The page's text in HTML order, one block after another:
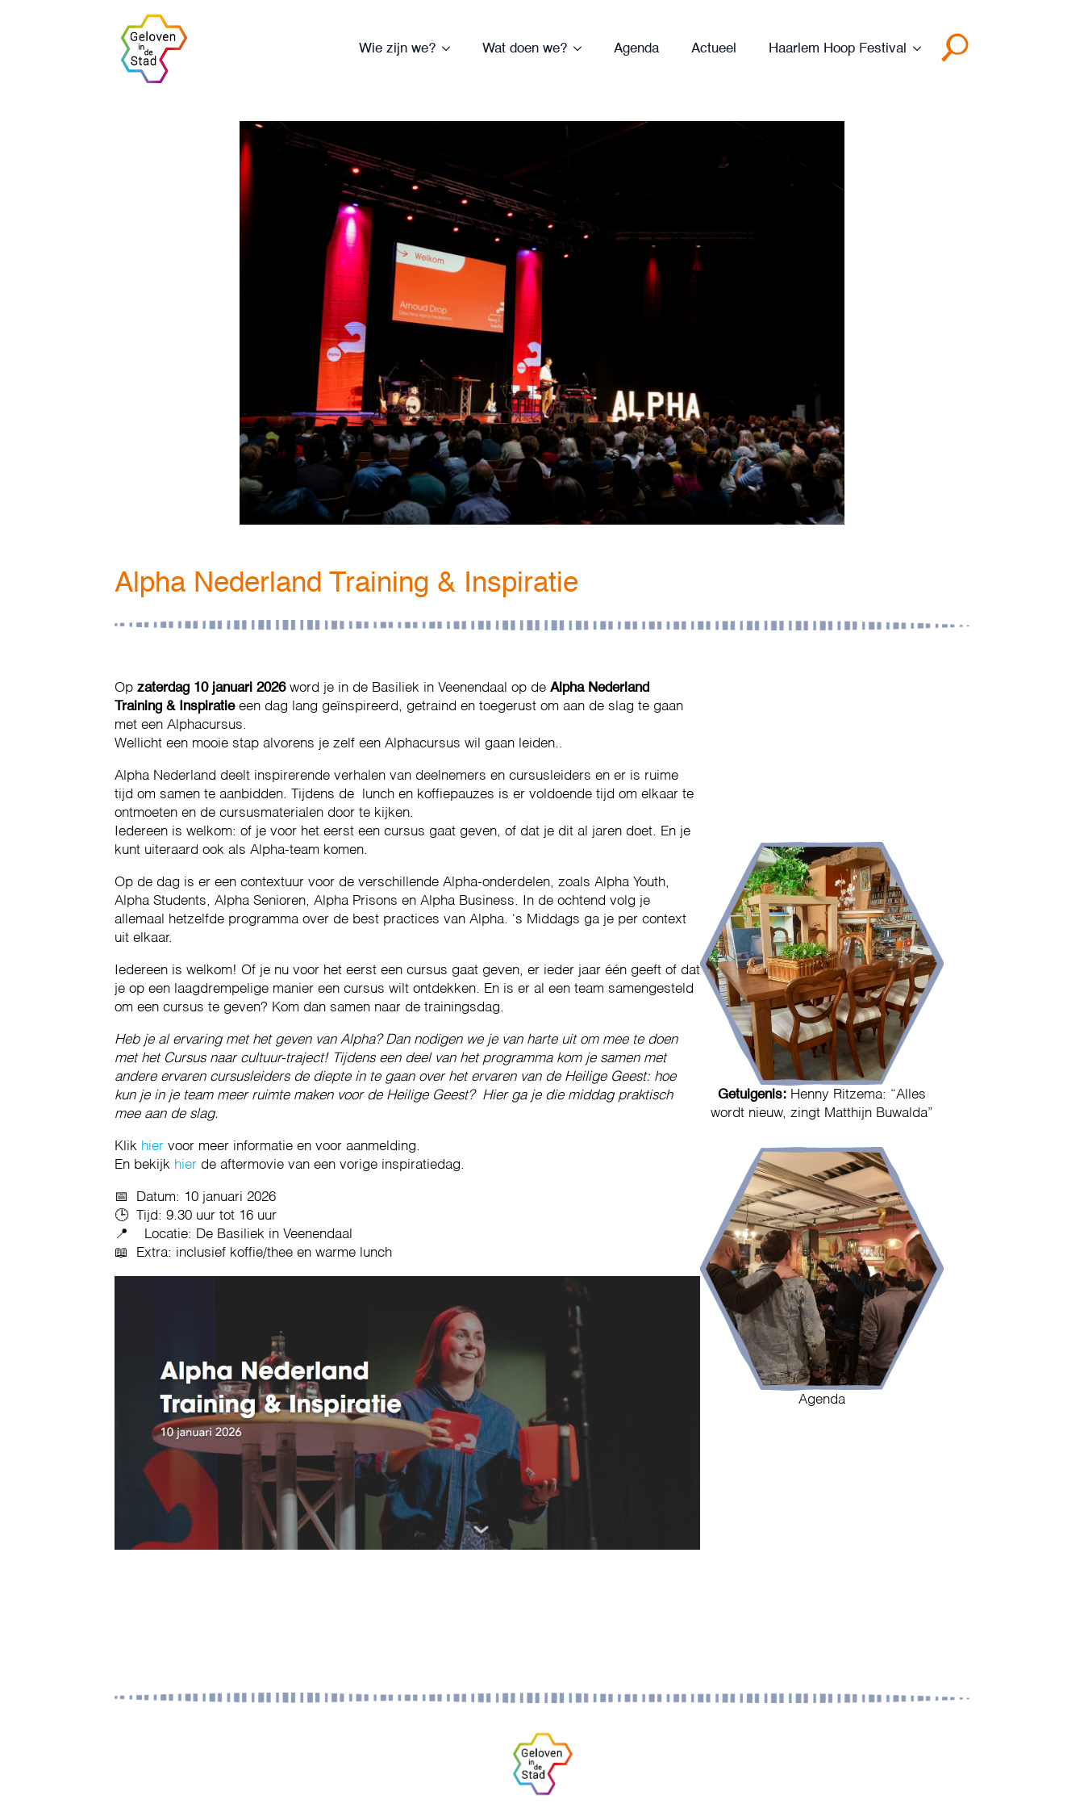
Wie zijn we? Wat doen we? Agenda Actueel Haarlem Hoop Festival
Alpha Nederland Training & Inspiratie
Op zaterdag 10 januari 2026word je in de Basiliek in Veenendaal op de Alpha Nederland
Training & Inspiratieeen dag lang geïnspireerd, getraind en toegerust om aan de slag te gaan
met een Alphacursus.
Wellicht een mooie stap alvorens je zelf een Alphacursus wil gaan leiden..
Alpha Nederland deelt inspirerende verhalen van deelnemers en cursusleiders en er is ruime
tijd om samen te aanbidden. Tijdens de lunch en koffiepauzes is er voldoende tijd om elkaar te
ontmoeten en de cursusmaterialen door te kijken.
Iedereen is welkom: of je voor het eerst een cursus gaat geven, of dat je dit al jaren doet. En je
kunt uiteraard ook als Alpha-team komen.
Op de dag is er een contextuur voor de verschillende Alpha-onderdelen, zoals Alpha Youth,
Alpha Students, Alpha Senioren, Alpha Prisons en Alpha Business. In de ochtend volg je
allemaal hetzelfde programma over de best practices van Alpha. ‘s Middags ga je per context
uit elkaar.
Iedereen is welkom! Of je nu voor het eerst een cursus gaat geven, er ieder jaar één geeft of dat
je op een laagdrempelige manier een cursus wilt ontdekken. En is er al een team samengesteld
om een cursus te geven? Kom dan samen naar de trainingsdag.
Heb je al ervaring met het geven van Alpha? Dan nodigen we je van harte uit om mee te doen
met het Cursus naar cultuur-traject! Tijdens een deel van het programma kom je samen met
andere ervaren cursusleiders de diepte in te gaan over het ervaren van de Heilige Geest: hoe
kun je in je team meer ruimte maken voor de Heilige Geest? Hier ga je die middag praktisch
mee aan de slag.
Klik hier voor meer informatie en voor aanmelding.
En bekijk hier de aftermovie van een vorige inspiratiedag.
📅 Datum: 10 januari 2026
🕒 Tijd: 9.30 uur tot 16 uur
📍 Locatie: De Basiliek in Veenendaal
📖 Extra: inclusief koffie/thee en warme lunch
Getuigenis: Henny Ritzema: “Alles
wordt nieuw, zingt Matthijn Buwalda”
Agenda